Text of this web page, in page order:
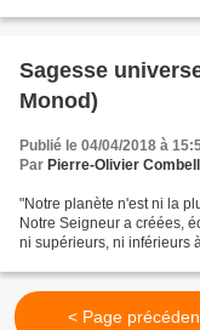
Sagesse
Monod)
Publié le 04/04/2018 à
Par Pierre-Olivier
"Notre planète n'est ni la
Notre Seigneur a créées,
ni supérieurs, ni inférieurs
< Page